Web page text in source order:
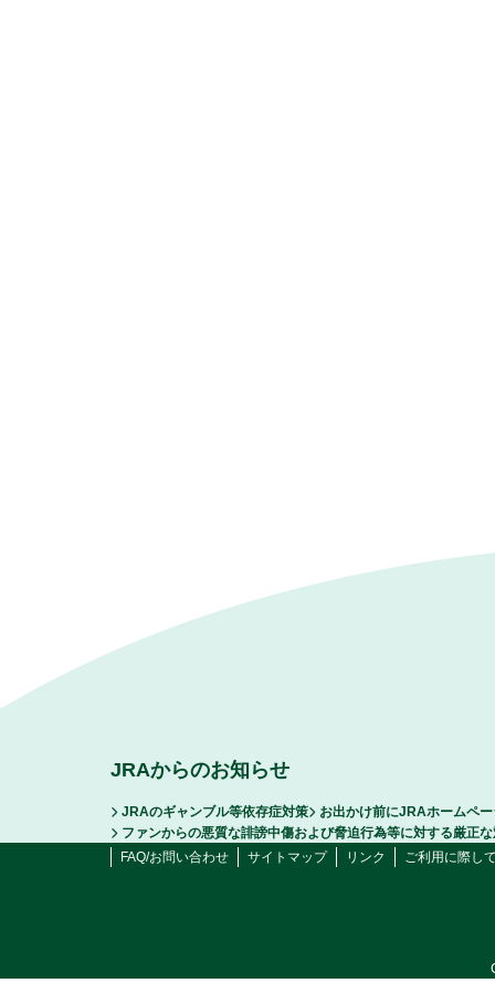
JRAからのお知らせ
JRAのギャンブル等依存症対策
お出かけ前にJRAホームペ
ファンからの悪質な誹謗中傷および脅迫行為等に対する厳正
FAQ/お問い合わせ
サイトマップ リンク ご利用に際し